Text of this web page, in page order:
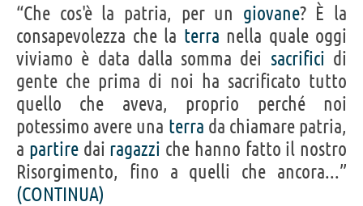
“Che cos'è la patria, per un giovane? È la
consapevolezza che la terra nella quale oggi
viviamo è data dalla somma dei sacrifici di
gente che prima di noi ha sacrificato tutto
quello che aveva, proprio perché noi
potessimo avere una terra da chiamare patria,
a partiredai ragazzi che hanno fatto il nostro
Risorgimento, fino a quelli che ancora...”
(CONTINUA)